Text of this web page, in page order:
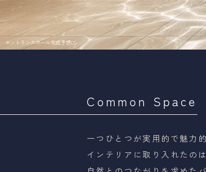
エントランスホール完成予想CG
Common Space
一つひとつが実用的で魅力
インテリアに取り入れたの